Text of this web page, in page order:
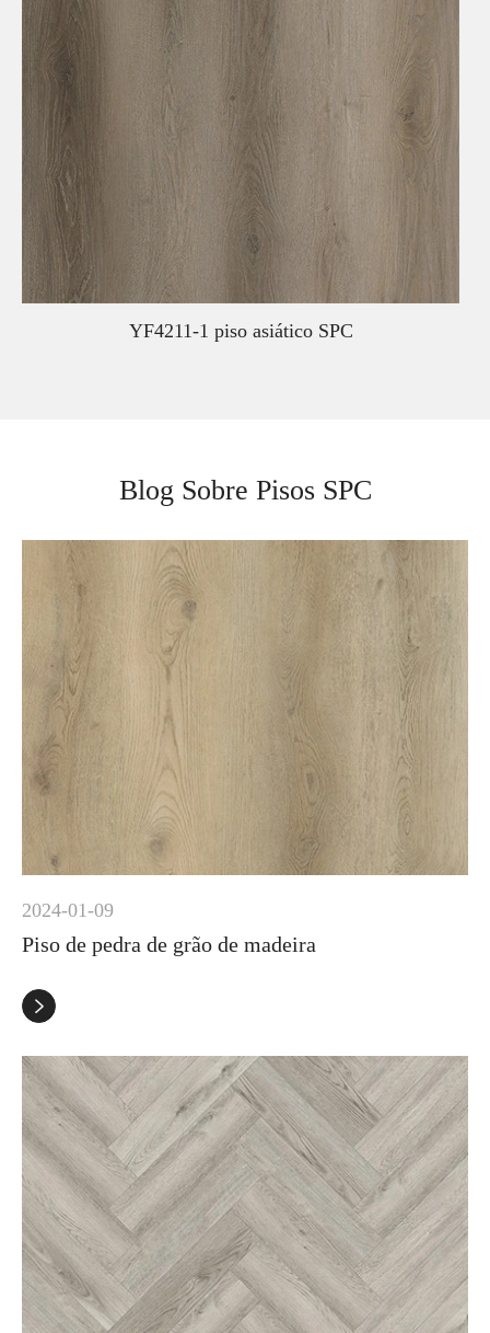
YF4211-1 piso asiático SPC
Blog Sobre Pisos SPC
2024-01-09
Piso de pedra de grão de madeira
